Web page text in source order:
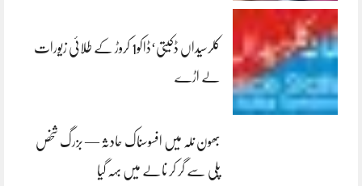
کلرسیداں ڈکیتی‘ڈاکو1 کروڑ کے طلائی زیورات
لے اڑے
بھون نلہ میں افسوسناک حادثہ — بزرگ شخص
پلی سے گر کر نالے میں بہہ گیا